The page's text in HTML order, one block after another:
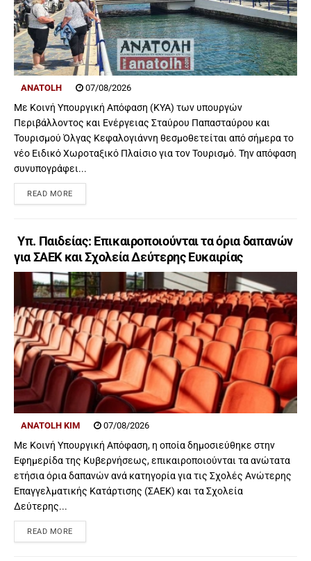
ANATOLH 07/08/2026
Με Κοινή Υπουργική Απόφαση (ΚΥΑ) των υπουργών
Περιβάλλοντος και Ενέργειας Σταύρου Παπασταύρου και
Τουρισμού Όλγας Κεφαλογιάννη θεσμοθετείται από σήμερα το
νέο Ειδικό Χωροταξικό Πλαίσιο για τον Τουρισμό. Την απόφαση
συνυπογράφει...
READ MORE
Υπ. Παιδείας: Επικαιροποιούνται τα όρια δαπανών
για ΣΑΕΚ και Σχολεία Δεύτερης Ευκαιρίας
ANATOLH KIM 07/08/2026
Με Κοινή Υπουργική Απόφαση, η οποία δημοσιεύθηκε στην
Εφημερίδα της Κυβερνήσεως, επικαιροποιούνται τα ανώτατα
ετήσια όρια δαπανών ανά κατηγορία για τις Σχολές Ανώτερης
Επαγγελματικής Κατάρτισης (ΣΑΕΚ) και τα Σχολεία
Δεύτερης...
READ MORE